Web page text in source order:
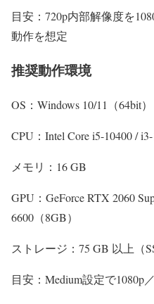
目安：720p内部解像度を
動作を想定
推奨動作環境
OS：Windows 10/11（64bit）
CPU：Intel Core i5-10400 /
メモリ：16 GB
GPU：GeForce RTX 2060
6600（8GB）
ストレージ：75 GB 以上（
目安：Medium設定で1080p